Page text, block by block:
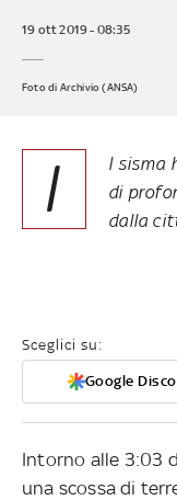
19 ott 2019 - 08:35
Foto di Archivio (ANSA)
I
l sisma
di
dalla
Sceglici su:
Google
Intorno alle 3:03
una scossa di